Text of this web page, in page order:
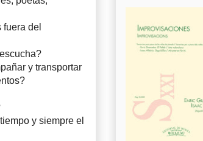
del
y transportar
y siempre el